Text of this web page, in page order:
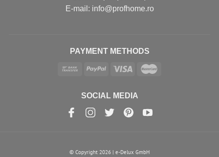
Е-mail: info@profhome.ro
PAYMENT METHODS
SOCIAL MEDIA
© Copyright 2026 | e-Delux GmbH